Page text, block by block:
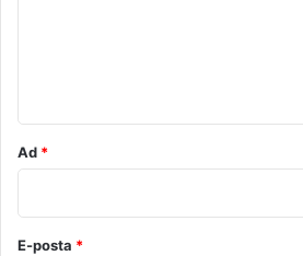
Ad *
E-posta *